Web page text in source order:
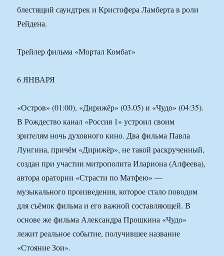
блестящий саундтрек и Кристофера Ламберта в роли
Рейдена.
Трейлер фильма «Мортал Комбат»
6 ЯНВАРЯ
«Остров» (01:00), «Дирижёр» (03.05) и «Чудо» (04:35).
В Рождество канал «Россия 1» устроил своим
зрителям ночь духовного кино. Два фильма Павла
Лунгина, причём «Дирижёр», не такой раскрученный,
создан при участии митрополита Илариона (Алфеева),
автора оратории «Страсти по Матфею» —
музыкального произведения, которое стало поводом
для съёмок фильма и его важной составляющей. В
основе же фильма Александра Прошкина «Чудо»
лежит реальное событие, получившее название
«Стояние Зои».